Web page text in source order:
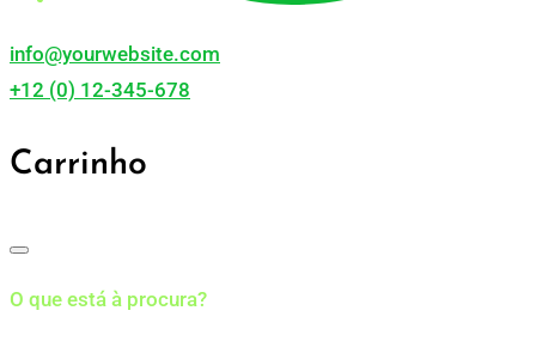
info@yourwebsite.com
+12 (0) 12-345-678
Carrinho
O que está à procura?